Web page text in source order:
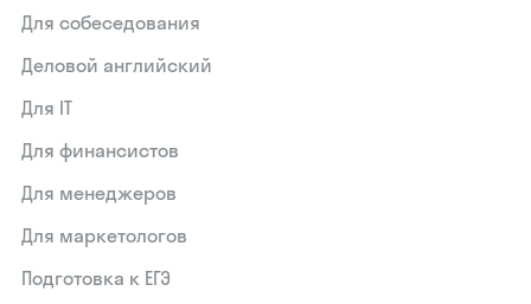
Для собеседования
Деловой английский
Для IT
Для финансистов
Для менеджеров
Для маркетологов
Подготовка к ЕГЭ